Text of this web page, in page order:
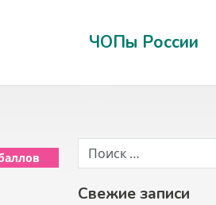
ЧОПы России
Свежие записи